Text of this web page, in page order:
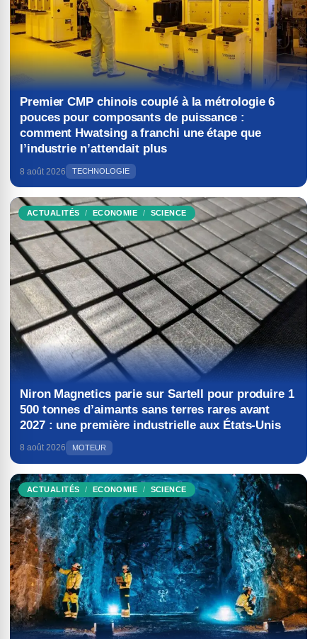
Premier CMP chinois couplé à la métrologie 6
pouces pour composants de puissance :
comment Hwatsing a franchi une étape que
l’industrie n’attendait plus
8 août 2026 TECHNOLOGIE
ACTUALITÉS ECONOMIE SCIENCE
Niron Magnetics parie sur Sartell pour produire 1
500 tonnes d’aimants sans terres rares avant
2027 : une première industrielle aux États-Unis
8 août 2026 MOTEUR
ACTUALITÉS ECONOMIE SCIENCE